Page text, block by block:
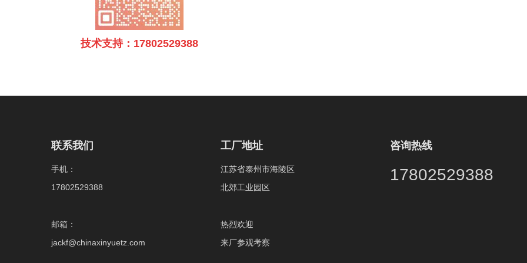
技术支持：17802529388
联系我们
手机：
17802529388
邮箱：
jackf@chinaxinyuetz.com
工厂地址
江苏省泰州市海陵区
北郊工业园区
热烈欢迎
来厂参观考察
咨询热线
17802529388